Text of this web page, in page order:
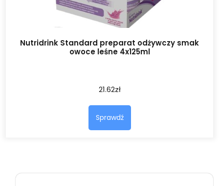
Nutridrink Standard preparat odżywczy smak
owoce leśne 4x125ml
21.62zł
Sprawdź